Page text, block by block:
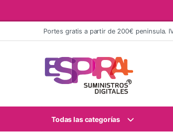
Ir al contenidoPortes gratis a partir de 200€ peninsula.
Todas las categorías